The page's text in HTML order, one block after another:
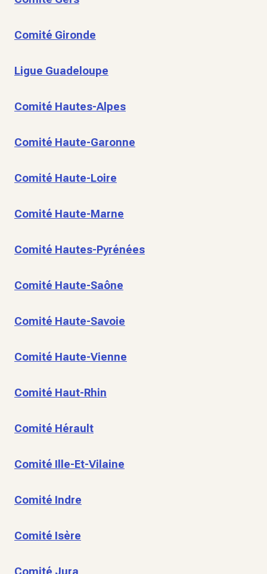
Comité Gironde
Ligue Guadeloupe
Comité Hautes-Alpes
Comité Haute-Garonne
Comité Haute-Loire
Comité Haute-Marne
Comité Hautes-Pyrénées
Comité Haute-Saône
Comité Haute-Savoie
Comité Haute-Vienne
Comité Haut-Rhin
Comité Hérault
Comité Ille-Et-Vilaine
Comité Indre
Comité Isère
Comité Jura